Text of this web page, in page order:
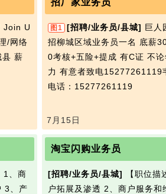
Join U
/网络
县 薪
招厂家业务员
图1 [招聘/业务员/县城] 巨人
招柳城区域业务员一名 底薪
0考核+五险+提成 有C证 不
力 有意者致电15277261119
电话：15277261119
7月15日
1、商
3、产
淘宝闪购业务员
[招聘/业务员/县城]
【职位描
户拓展及渗透 2、商户服务和